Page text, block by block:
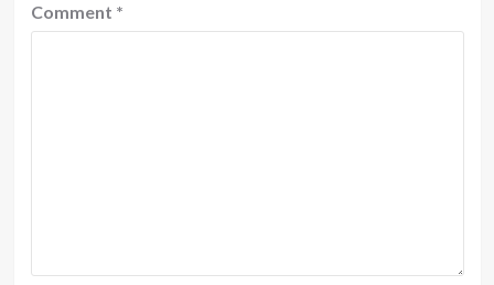
Comment *